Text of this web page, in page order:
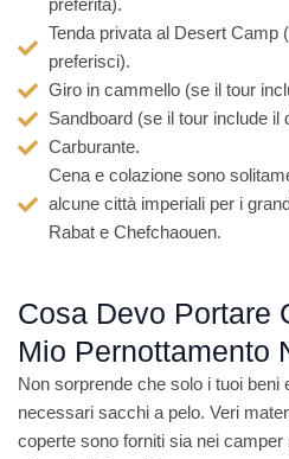
preferita).
Tenda privata al Desert Camp
preferisci).
Giro in cammello (se il tour
Sandboard (se il tour include il
Carburante.
Cena e colazione sono
alcune città imperiali per i
Rabat e Chefchaouen.
Cosa Devo Portare
Mio Pernottamento
Non sorprende che solo i tuoi beni
necessari sacchi a pelo. Veri
coperte sono forniti sia nei